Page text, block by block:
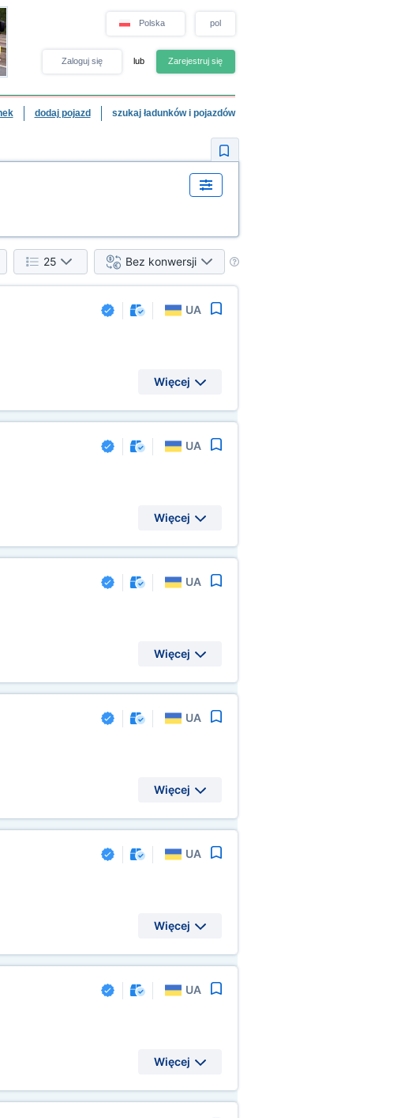
Polska pol
Zaloguj się lub Zarejestruj się
dodaj pojazd szukaj ładunków i pojazdów
25 Bez konwersji
UA
Więcej
UA
Więcej
UA
Więcej
UA
Więcej
UA
Więcej
UA
Więcej